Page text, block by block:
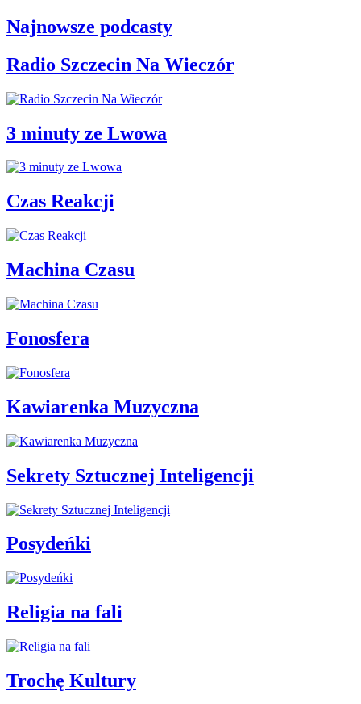
Najnowsze podcasty
Radio Szczecin Na Wieczór
3 minuty ze Lwowa
Czas Reakcji
Machina Czasu
Fonosfera
Kawiarenka Muzyczna
Sekrety Sztucznej Inteligencji
Posydeńki
Religia na fali
Trochę Kultury